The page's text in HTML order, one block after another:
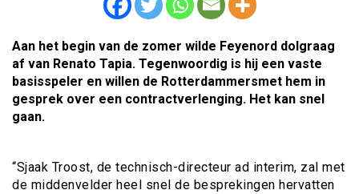
Aan het begin van de zomer wilde Feyenord dolgraag
af van Renato Tapia. Tegenwoordig is hij een vaste
basisspeler en willen de Rotterdammersmet hem in
gesprek over een contractverlenging. Het kan snel
gaan.
“Sjaak Troost, de technisch-directeur ad interim, zal met
de middenvelder heel snel de besprekingen hervatten